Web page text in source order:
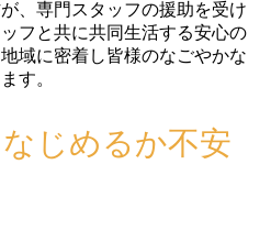
、専門スタッフの援助を受け
フと共に共同生活する安心の
域に密着し皆様のなごやかな
す。
じめるか不安